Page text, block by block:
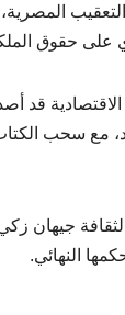
حقوق
مع سحب الكتاب
جيهان
النهائي.